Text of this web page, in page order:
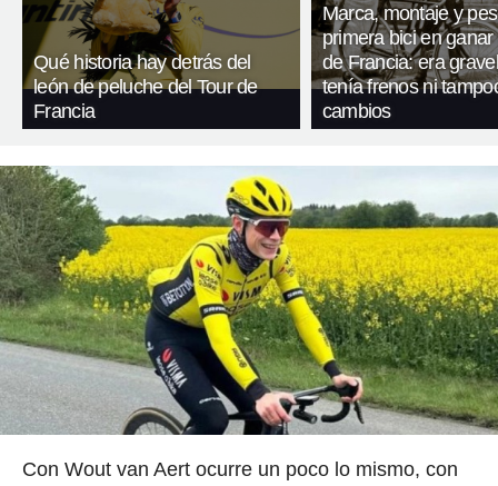
Qué historia hay detrás del
león de peluche del Tour de
Francia
Marca, montaje y
primera bici en ganar
de Francia: era
tenía frenos ni
cambios
Con Wout van Aert ocurre un poco lo mismo, con